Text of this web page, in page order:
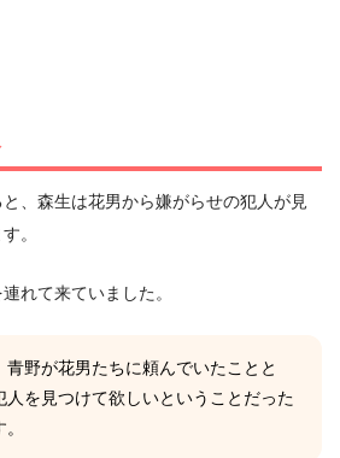
、森生は花男から嫌がらせの犯人が見
。
れて来ていました。
青野が花男たちに頼んでいたことと
人を見つけて欲しいということだった